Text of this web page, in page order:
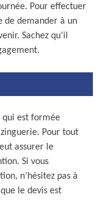
Pour effectuer
de demander à un
Sachez qu’il
qui est formée
Pour tout
assurer le
Si vous
n’hésitez pas à
le devis est